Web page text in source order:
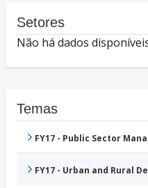
Setores
Não há dados
Temas
FY17 - Public Sector
FY17 - Urban and Rural